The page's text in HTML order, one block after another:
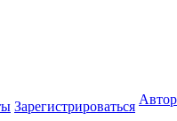
Зарегистрироваться